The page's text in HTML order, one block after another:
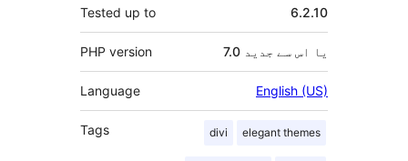
Tested up to 6.2.10
PHP version 7.0 یا اس سے جدید
Language English (US)
Tags divi elegant themes